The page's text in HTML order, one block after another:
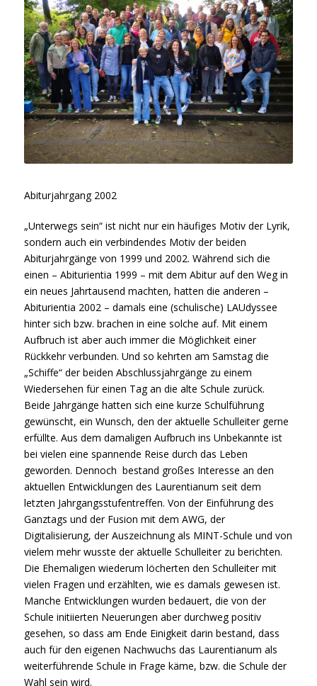
Abiturjahrgang 2002
„Unterwegs sein“ ist nicht nur ein häufiges Motiv der Lyrik,
sondern auch ein verbindendes Motiv der beiden
Abiturjahrgänge von 1999 und 2002. Während sich die
einen – Abiturientia 1999 – mit dem Abitur auf den Weg in
ein neues Jahrtausend machten, hatten die anderen –
Abiturientia 2002 – damals eine (schulische) LAUdyssee
hinter sich bzw. brachen in eine solche auf. Mit einem
Aufbruch ist aber auch immer die Möglichkeit einer
Rückkehr verbunden. Und so kehrten am Samstag die
„Schiffe“ der beiden Abschlussjahrgänge zu einem
Wiedersehen für einen Tag an die alte Schule zurück.
Beide Jahrgänge hatten sich eine kurze Schulführung
gewünscht, ein Wunsch, den der aktuelle Schulleiter gerne
erfüllte. Aus dem damaligen Aufbruch ins Unbekannte ist
bei vielen eine spannende Reise durch das Leben
geworden. Dennoch bestand großes Interesse an den
aktuellen Entwicklungen des Laurentianum seit dem
letzten Jahrgangsstufentreffen. Von der Einführung des
Ganztags und der Fusion mit dem AWG, der
Digitalisierung, der Auszeichnung als MINT-Schule und von
vielem mehr wusste der aktuelle Schulleiter zu berichten.
Die Ehemaligen wiederum löcherten den Schulleiter mit
vielen Fragen und erzählten, wie es damals gewesen ist.
Manche Entwicklungen wurden bedauert, die von der
Schule initiierten Neuerungen aber durchweg positiv
gesehen, so dass am Ende Einigkeit darin bestand, dass
auch für den eigenen Nachwuchs das Laurentianum als
weiterführende Schule in Frage käme, bzw. die Schule der
Wahl sein wird.